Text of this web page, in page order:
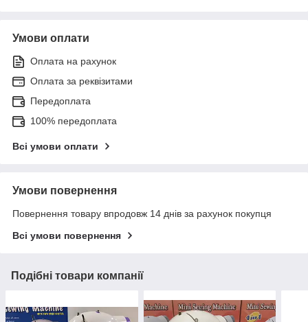
Умови оплати
Оплата на рахунок
Оплата за реквізитами
Передоплата
100% передоплата
Всі умови оплати
Умови повернення
Повернення товару впродовж 14 днів за рахунок покупця
Всі умови повернення
Подібні товари компанії